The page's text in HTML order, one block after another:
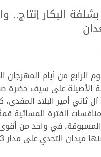
البكار إنتاج..
الرابع من أيام المهرجان
الأصيلة على سيف حضرة
ثاني أمير البلاد المفدى،
الفترة المسائية
المسبوقة، في واحد من